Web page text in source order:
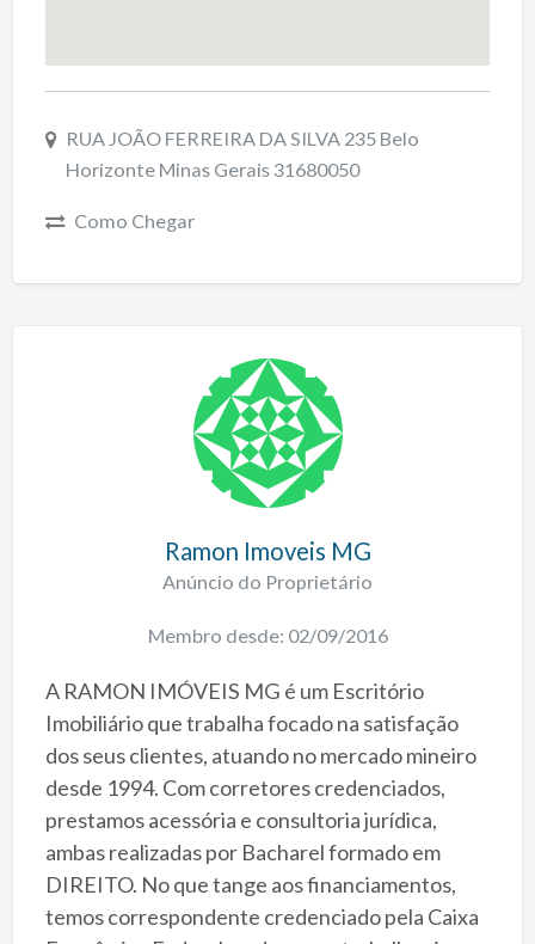
RUA JOÃO FERREIRA DA SILVA 235 Belo
Horizonte Minas Gerais 31680050
Como Chegar
Ramon Imoveis MG
Anúncio do Proprietário
Membro desde: 02/09/2016
A RAMON IMÓVEIS MG é um Escritório
Imobiliário que trabalha focado na satisfação
dos seus clientes, atuando no mercado mineiro
desde 1994. Com corretores credenciados,
prestamos acessória e consultoria jurídica,
ambas realizadas por Bacharel formado em
DIREITO. No que tange aos financiamentos,
temos correspondente credenciado pela Caixa